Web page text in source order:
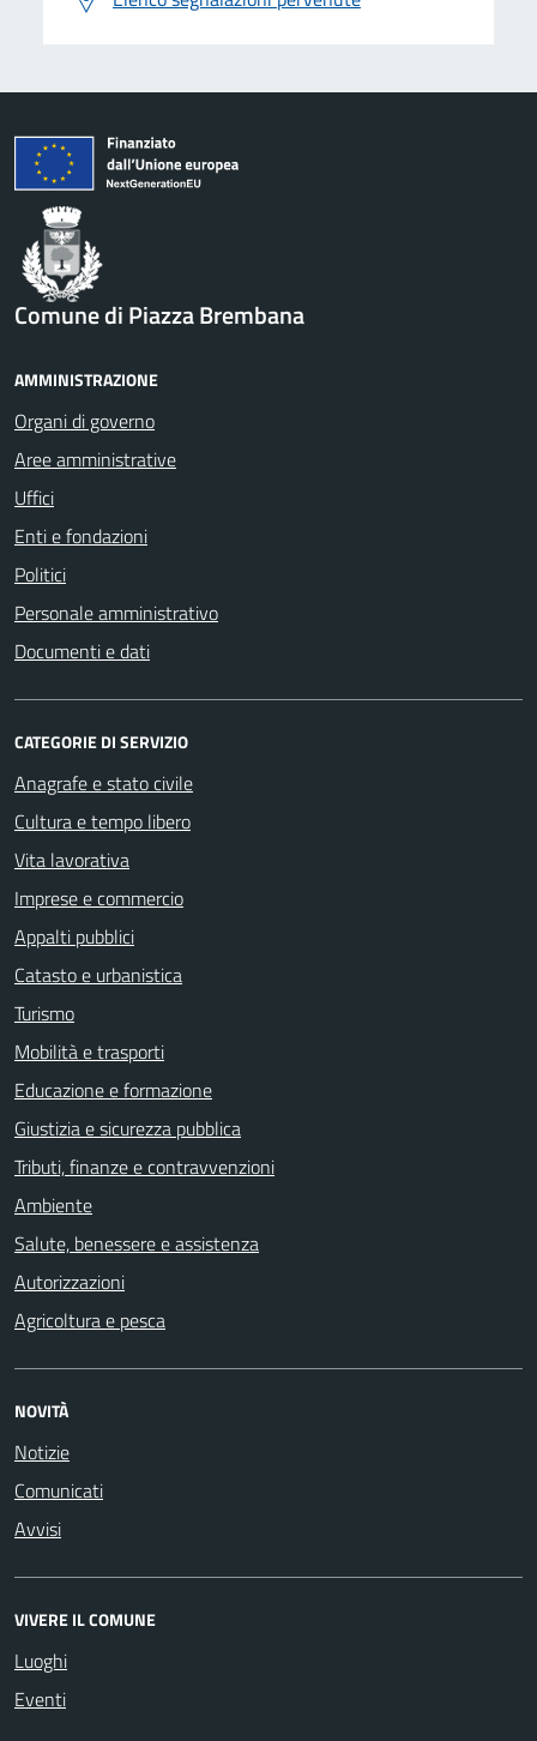
Comune di Piazza Brembana
AMMINISTRAZIONE
Organi di governo
Aree amministrative
Uffici
Enti e fondazioni
Politici
Personale amministrativo
Documenti e dati
CATEGORIE DI SERVIZIO
Anagrafe e stato civile
Cultura e tempo libero
Vita lavorativa
Imprese e commercio
Appalti pubblici
Catasto e urbanistica
Turismo
Mobilità e trasporti
Educazione e formazione
Giustizia e sicurezza pubblica
Tributi, finanze e contravvenzioni
Ambiente
Salute, benessere e assistenza
Autorizzazioni
Agricoltura e pesca
NOVITÀ
Notizie
Comunicati
Avvisi
VIVERE IL COMUNE
Luoghi
Eventi